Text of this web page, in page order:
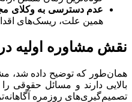
عدم دسترسی به وکلای
همین علت، ریسک‌های
نقش مشاوره اولیه
همان‌طور که توضیح داده شد،
بالایی دارند و مسائل حقوقی
تصمیم‌گیری‌های روزمره